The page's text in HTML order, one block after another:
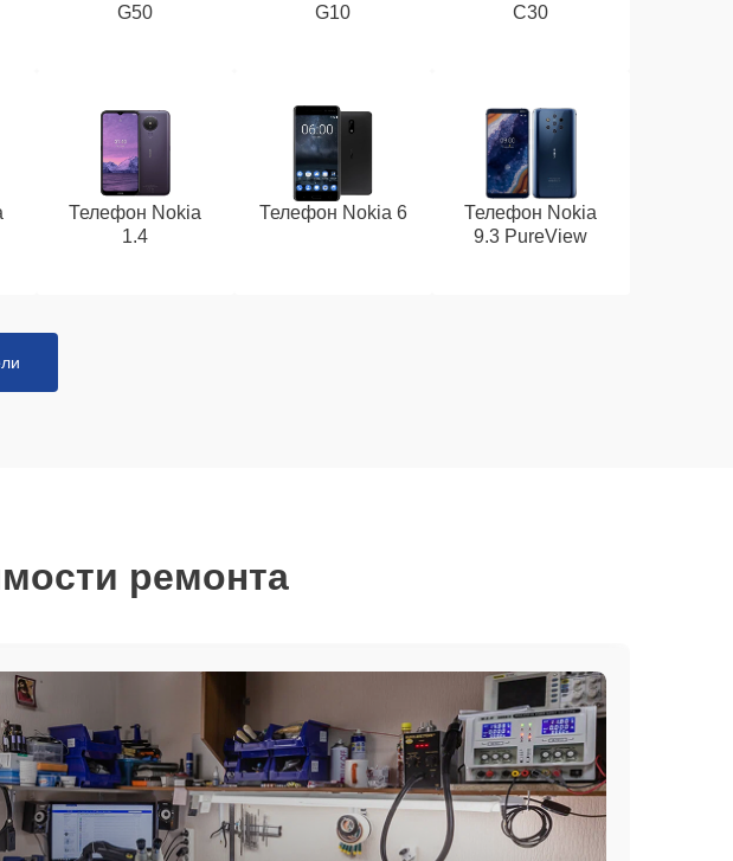
G50
G10
C30
Телефон Nokia
1.4
Телефон Nokia 6
Телефон Nokia
9.3 PureView
ремонта